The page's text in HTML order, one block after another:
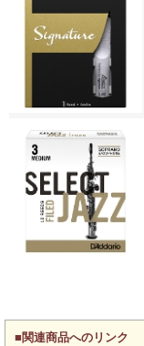
■関連商品へのリンク